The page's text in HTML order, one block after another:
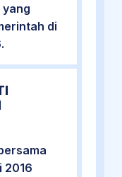
di
2016